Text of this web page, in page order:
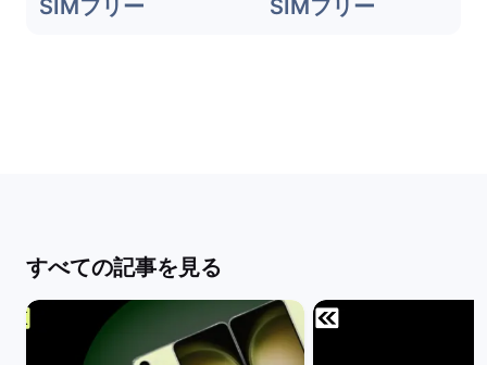
SIMフリー SIMフリー
すべての記事を見る